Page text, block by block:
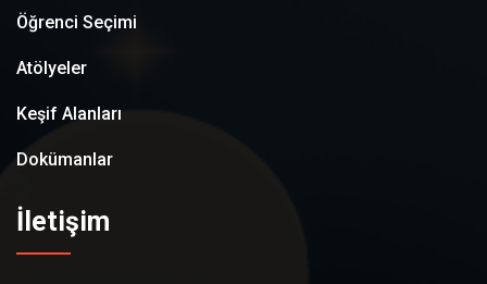
Öğrenci Seçimi
Atölyeler
Keşif Alanları
Dokümanlar
İletişim